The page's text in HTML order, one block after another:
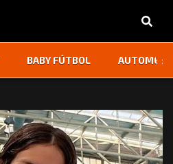
BABY FÚTBOL ‹ ›